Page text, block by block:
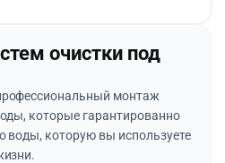
очистки под
монтаж
которые гарантированно
воды, которую вы используете